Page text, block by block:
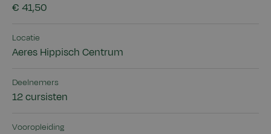
€ 41,50
Locatie
Aeres Hippisch Centrum
Deelnemers
12 cursisten
Vooropleiding